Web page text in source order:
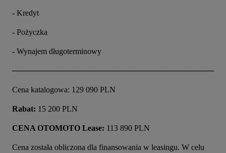
- Kredyt
- Pożyczka
- Wynajem długoterminowy
Cena katalogowa: 129 090 PLN
Rabat: 15 200 PLN
CENA OTOMOTO Lease: 113 890 PLN
Cena została obliczona dla finansowania w leasingu. W celu